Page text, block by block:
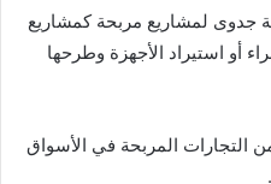
جدوى لمشاريع مربحة كمشاريع
أو استيراد الأجهزة وطرحها
التجارات المربحة في الأسواق